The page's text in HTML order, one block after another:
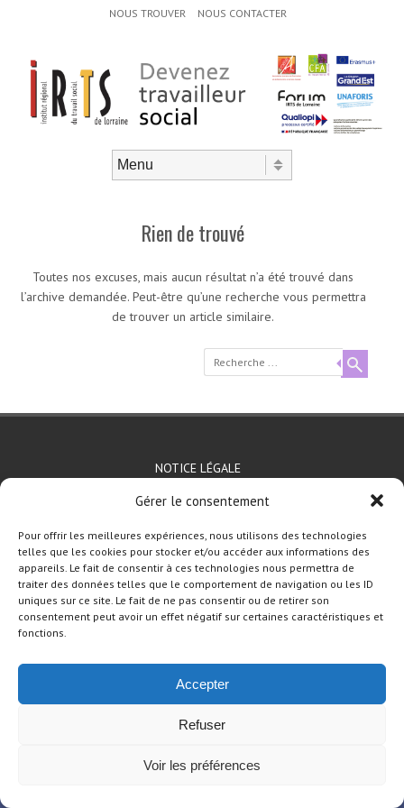
Gérer le consentement
Pour offrir les meilleures expériences, nous utilisons des technologies
telles que les cookies pour stocker et/ou accéder aux informations des
appareils. Le fait de consentir à ces technologies nous permettra de
traiter des données telles que le comportement de navigation ou les ID
uniques sur ce site. Le fait de ne pas consentir ou de retirer son
consentement peut avoir un effet négatif sur certaines caractéristiques et
fonctions.
Accepter
Refuser
Voir les préférences
NOUS TROUVER NOUS CONTACTER
Rien de trouvé
Toutes nos excuses, mais aucun résultat n’a été trouvé dans
l’archive demandée. Peut-être qu’une recherche vous permettra
de trouver un article similaire.
Recherche
NOTICE LÉGALE
© 2026 IRTS de Lorraine